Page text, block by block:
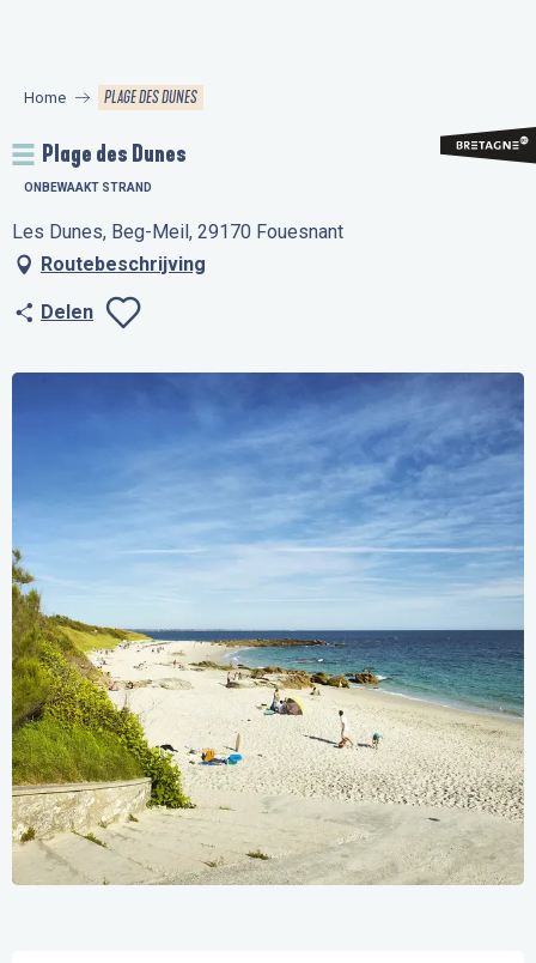
principal
Home PLAGE DES DUNES
Plage des Dunes
ONBEWAAKT STRAND
Les Dunes, Beg-Meil, 29170 Fouesnant
Routebeschrijving
Delen